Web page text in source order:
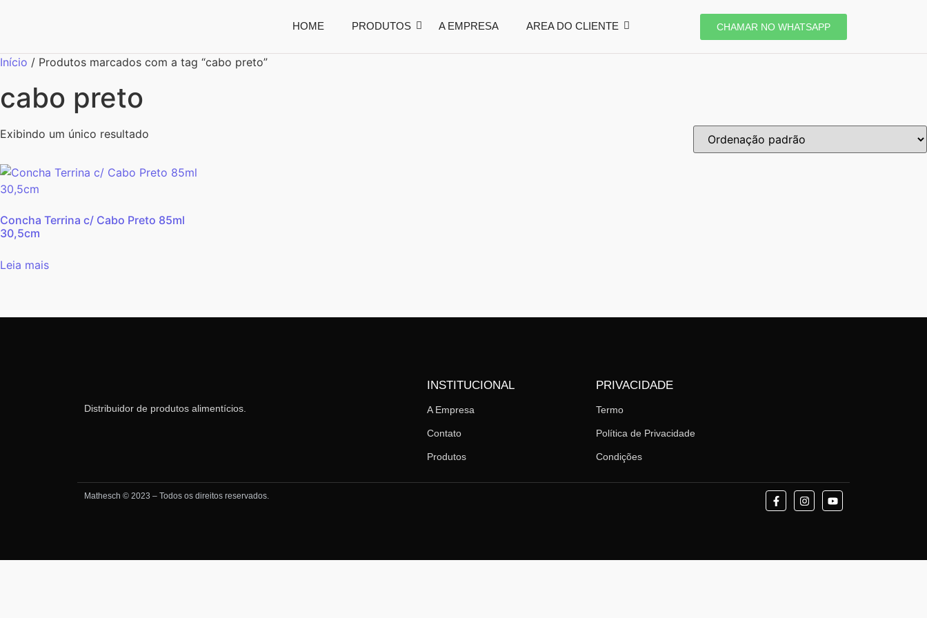
HOME PRODUTOS A EMPRESA AREA DO CLIENTE CHAMAR NO WHATSAPP
Início / Produtos marcados com a tag “cabo preto”
cabo preto
Exibindo um único resultado
Concha Terrina c/ Cabo Preto 85ml
30,5cm
Leia mais
Distribuidor de produtos alimentícios.
INSTITUCIONAL
A Empresa
Contato
Produtos
PRIVACIDADE
Termo
Política de Privacidade
Condições
Mathesch © 2023 – Todos os direitos reservados.